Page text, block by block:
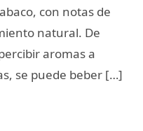
con notas de
natural. De
aromas a
se puede beber […]